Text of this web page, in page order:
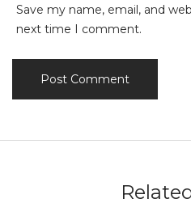
Save my name, email, and
next time I comment.